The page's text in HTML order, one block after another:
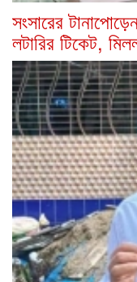
সংসারের
লটারির টিকেট,